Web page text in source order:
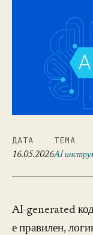
ДАТА
16.05.2026
ТЕМА
AI
AI-generated
е правилен,